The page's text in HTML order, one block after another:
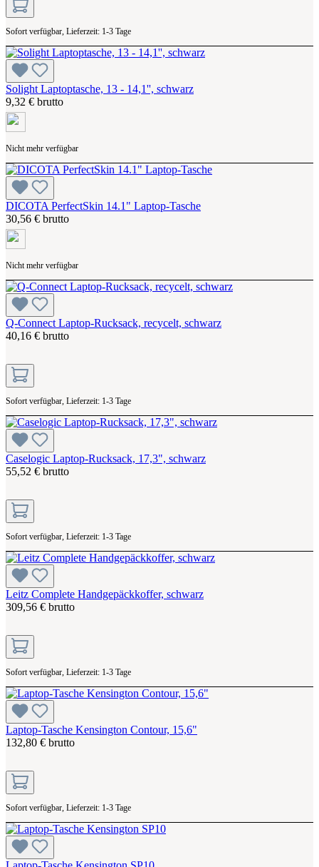
Sofort verfügbar, Lieferzeit: 1-3 Tage
Solight Laptoptasche, 13 - 14,1'', schwarz
9,32 € brutto
Nicht mehr verfügbar
DICOTA PerfectSkin 14.1" Laptop-Tasche
30,56 € brutto
Nicht mehr verfügbar
Q-Connect Laptop-Rucksack, recycelt, schwarz
40,16 € brutto
Sofort verfügbar, Lieferzeit: 1-3 Tage
Caselogic Laptop-Rucksack, 17,3", schwarz
55,52 € brutto
Sofort verfügbar, Lieferzeit: 1-3 Tage
Leitz Complete Handgepäckkoffer, schwarz
309,56 € brutto
Sofort verfügbar, Lieferzeit: 1-3 Tage
Laptop-Tasche Kensington Contour, 15,6"
132,80 € brutto
Sofort verfügbar, Lieferzeit: 1-3 Tage